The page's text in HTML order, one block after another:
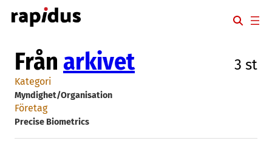
Hoppa
till
Från arkivet 3 st
Kategori
Myndighet/Organisation
Företag
Precise Biometrics